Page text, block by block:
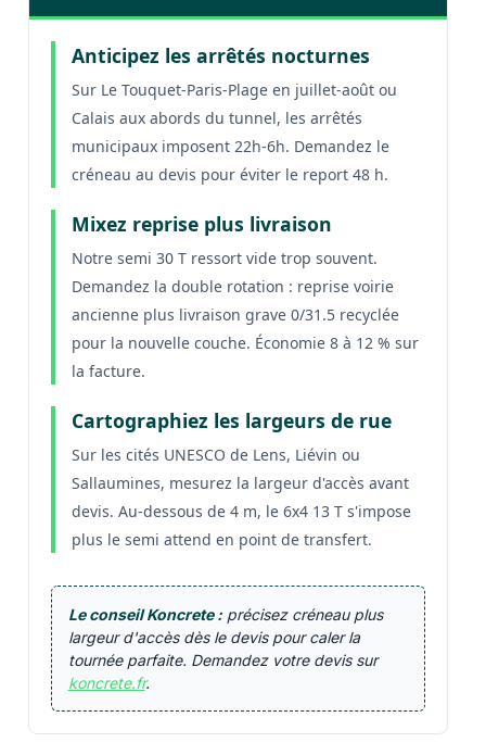
Anticipez les arrêtés nocturnes
Sur Le Touquet-Paris-Plage en juillet-août ou
Calais aux abords du tunnel, les arrêtés
municipaux imposent 22h-6h. Demandez le
créneau au devis pour éviter le report 48 h.
Mixez reprise plus livraison
Notre semi 30 T ressort vide trop souvent.
Demandez la double rotation : reprise voirie
ancienne plus livraison grave 0/31.5 recyclée
pour la nouvelle couche. Économie 8 à 12 % sur
la facture.
Cartographiez les largeurs de rue
Sur les cités UNESCO de Lens, Liévin ou
Sallaumines, mesurez la largeur d'accès avant
devis. Au-dessous de 4 m, le 6x4 13 T s'impose
plus le semi attend en point de transfert.
Le conseil Koncrete :précisez créneau plus
largeur d'accès dès le devis pour caler la
tournée parfaite. Demandez votre devis sur
koncrete.fr.